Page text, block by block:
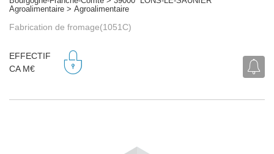
Agroalimentaire > Agroalimentaire
Fabrication de fromage(1051C)
EFFECTIF
CA M€